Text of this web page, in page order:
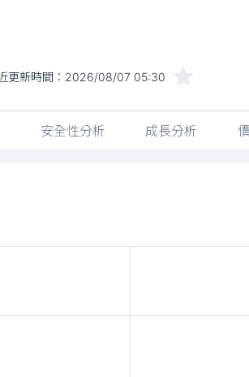
更新時間： 2026/08/07 05:30
安全性分析 成長分析